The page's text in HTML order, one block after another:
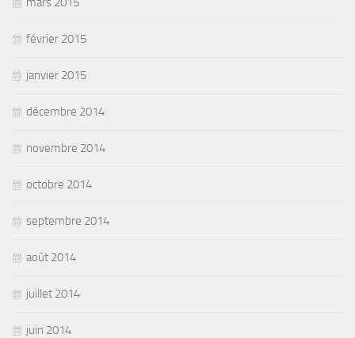
février 2015
janvier 2015
décembre 2014
novembre 2014
octobre 2014
septembre 2014
août 2014
juillet 2014
juin 2014